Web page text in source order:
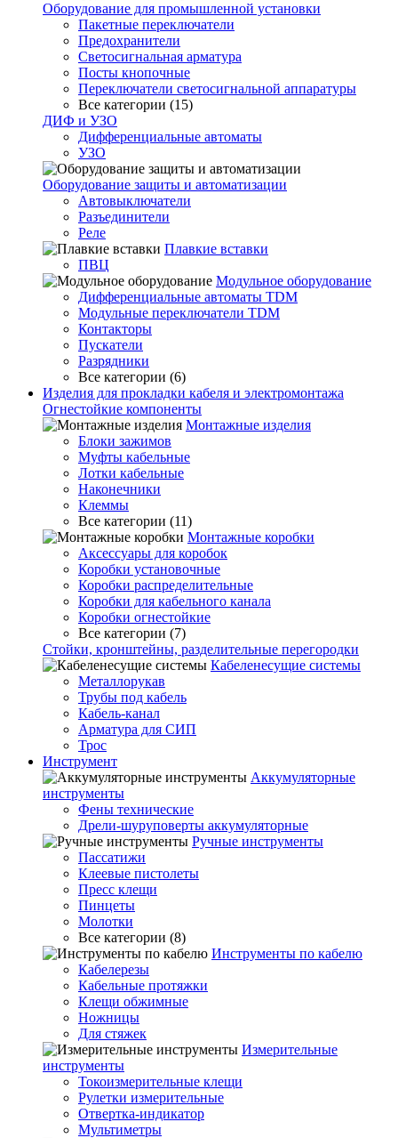
Оборудование для промышленной установки
Пакетные переключатели
Предохранители
Светосигнальная арматура
Посты кнопочные
Переключатели светосигнальной аппаратуры
Все категории (15)
ДИФ и УЗО
Дифференциальные автоматы
УЗО
Оборудование защиты и автоматизации
Автовыключатели
Разъединители
Реле
Плавкие вставки
ПВЦ
Модульное оборудование
Дифференциальные автоматы TDM
Модульные переключатели TDM
Контакторы
Пускатели
Разрядники
Все категории (6)
Изделия для прокладки кабеля и электромонтажа
Огнестойкие компоненты
Монтажные изделия
Блоки зажимов
Муфты кабельные
Лотки кабельные
Наконечники
Клеммы
Все категории (11)
Монтажные коробки
Аксессуары для коробок
Коробки установочные
Коробки распределительные
Коробки для кабельного канала
Коробки огнестойкие
Все категории (7)
Стойки, кронштейны, разделительные перегородки
Кабеленесущие системы
Металлорукав
Трубы под кабель
Кабель-канал
Арматура для СИП
Трос
Инструмент
Аккумуляторные
инструменты
Фены технические
Дрели-шуруповерты аккумуляторные
Ручные инструменты
Пассатижи
Клеевые пистолеты
Пресс клещи
Пинцеты
Молотки
Все категории (8)
Инструменты по кабелю
Кабелерезы
Кабельные протяжки
Клещи обжимные
Ножницы
Для стяжек
Измерительные
инструменты
Токоизмерительные клещи
Рулетки измерительные
Отвертка-индикатор
Мультиметры